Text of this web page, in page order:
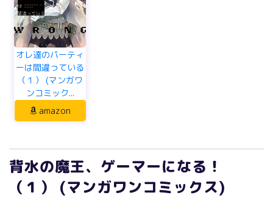
オレ達のパーティ
ーは間違っている
（１） (マンガワ
ンコミック...
amazon
背水の魔王、ゲーマーになる！
（１） (マンガワンコミックス)